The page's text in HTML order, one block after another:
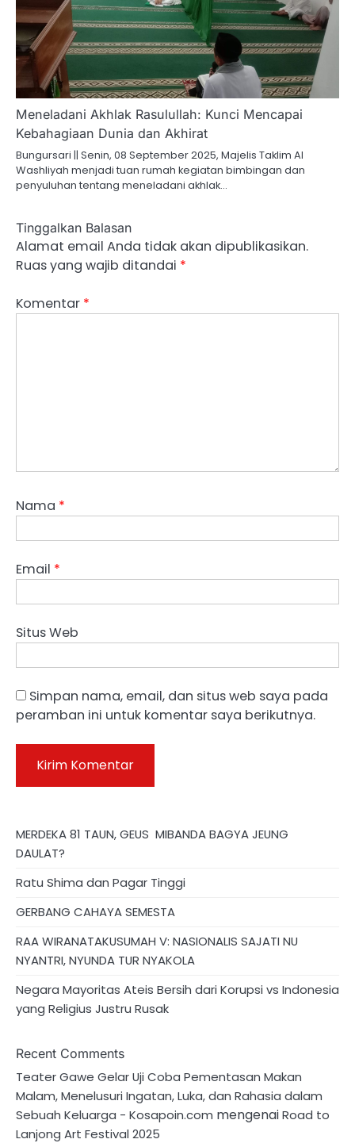
Meneladani Akhlak Rasulullah: Kunci Mencapai
Kebahagiaan Dunia dan Akhirat
Bungursari || Senin, 08 September 2025, Majelis Taklim Al
Washliyah menjadi tuan rumah kegiatan bimbingan dan
penyuluhan tentang meneladani akhlak…
Tinggalkan Balasan
Alamat email Anda tidak akan dipublikasikan.
Ruas yang wajib ditandai *
Komentar *
Nama *
Email *
Situs Web
Simpan nama, email, dan situs web saya pada
peramban ini untuk komentar saya berikutnya.
MERDEKA 81 TAUN, GEUS MIBANDA BAGYA JEUNG
DAULAT?
Ratu Shima dan Pagar Tinggi
GERBANG CAHAYA SEMESTA
RAA WIRANATAKUSUMAH V: NASIONALIS SAJATI NU
NYANTRI, NYUNDA TUR NYAKOLA
Negara Mayoritas Ateis Bersih dari Korupsi vs Indonesia
yang Religius Justru Rusak
Recent Comments
Teater Gawe Gelar Uji Coba Pementasan Makan
Malam, Menelusuri Ingatan, Luka, dan Rahasia dalam
Sebuah Keluarga - Kosapoin.com mengenaiRoad to
Lanjong Art Festival 2025